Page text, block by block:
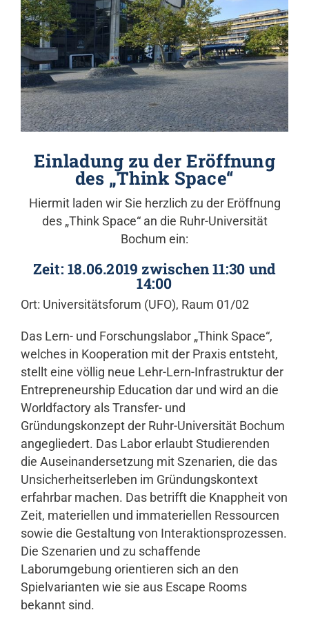
Einladung zu der Eröffnung
des „Think Space“
Hiermit laden wir Sie herzlich zu der Eröffnung
des „Think Space“ an die Ruhr-Universität
Bochum ein:
Zeit: 18.06.2019 zwischen 11:30 und
14:00
Ort: Universitätsforum (UFO), Raum 01/02
Das Lern- und Forschungslabor „Think Space“,
welches in Kooperation mit der Praxis entsteht,
stellt eine völlig neue Lehr-Lern-Infrastruktur der
Entrepreneurship Education dar und wird an die
Worldfactory als Transfer- und
Gründungskonzept der Ruhr-Universität Bochum
angegliedert. Das Labor erlaubt Studierenden
die Auseinandersetzung mit Szenarien, die das
Unsicherheitserleben im Gründungskontext
erfahrbar machen. Das betrifft die Knappheit von
Zeit, materiellen und immateriellen Ressourcen
sowie die Gestaltung von Interaktionsprozessen.
Die Szenarien und zu schaffende
Laborumgebung orientieren sich an den
Spielvarianten wie sie aus Escape Rooms
bekannt sind.